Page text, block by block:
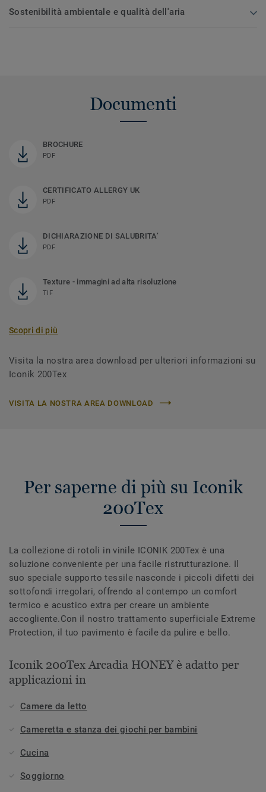
Sostenibilità ambientale e qualità dell'aria
Documenti
BROCHURE
PDF
CERTIFICATO ALLERGY UK
PDF
DICHIARAZIONE DI SALUBRITA’
PDF
Texture - immagini ad alta risoluzione
TIF
Scopri di più
Visita la nostra area download per ulteriori informazioni su
Iconik 200Tex
VISITA LA NOSTRA AREA DOWNLOAD
Per saperne di più su Iconik
200Tex
La collezione di rotoli in vinile ICONIK 200Tex è una
soluzione conveniente per una facile ristrutturazione. Il
suo speciale supporto tessile nasconde i piccoli difetti dei
sottofondi irregolari, offrendo al contempo un comfort
termico e acustico extra per creare un ambiente
accogliente.Con il nostro trattamento superficiale Extreme
Protection, il tuo pavimento è facile da pulire e bello.
Iconik 200Tex Arcadia HONEY è adatto per
applicazioni in
Camere da letto
Cameretta e stanza dei giochi per bambini
Cucina
Soggiorno